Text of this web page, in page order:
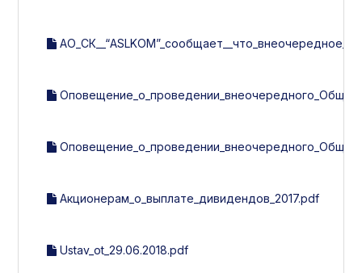
Акционерам_о_выплате_дивидендов_2017.pdf
Ustav_ot_29.06.2018.pdf